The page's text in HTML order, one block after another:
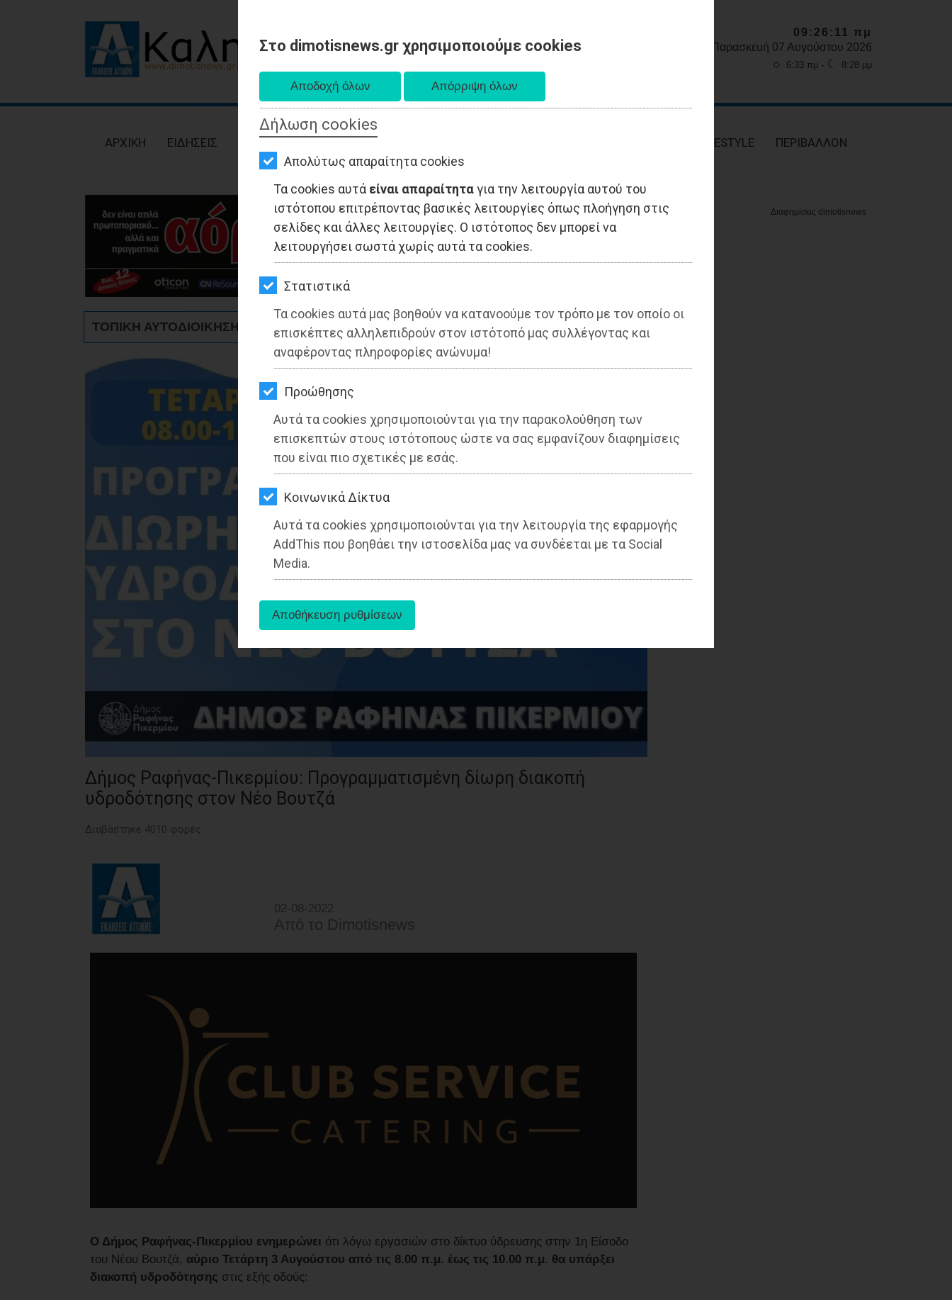
Στο dimotisnews.gr χρησιμοποιούμε cookies
Δήλωση cookies
Απολύτως απαραίτητα cookies
Τα cookies αυτά είναι απαραίτηταγια την λειτουργία αυτού του
ιστότοπου επιτρέποντας βασικές λειτουργίες όπως πλοήγηση στις
σελίδες και άλλες λειτουργίες. Ο ιστότοπος δεν μπορεί να
λειτουργήσει σωστά χωρίς αυτά τα cookies.
Στατιστικά
Τα cookies αυτά μας βοηθούν να κατανοούμε τον τρόπο με τον οποίο οι
επισκέπτες αλληλεπιδρούν στον ιστότοπό μας συλλέγοντας και
αναφέροντας πληροφορίες ανώνυμα!
Προώθησης
Αυτά τα cookies χρησιμοποιούνται για την παρακολούθηση των
επισκεπτών στους ιστότοπους ώστε να σας εμφανίζουν διαφημίσεις
που είναι πιο σχετικές με εσάς.
Kοινωνικά Δίκτυα
Αυτά τα cookies χρησιμοποιούνται για την λειτουργία της εφαρμογής
AddThis που βοηθάει την ιστοσελίδα μας να συνδέεται με τα Social
Media.
ΕΙΔΗΣΕΙΣ
ΟΙΚΟΝΟΜΙΑ
ΑΘΛΗΤΙΣΜΟΣ
ΠΟΛΙΤΙΣΜΟΣ
ΠΕΡΙΒΑΛΛΟΝ
ΚΑΤΟΙΚΙΔΙΟ
ΑΓΓΕΛΙΕΣ
ΕΦΗΜΕΡΙΔΕΣ
ΑΠΟΣΤΟΛΗ
09:26:12 πμ
Παρασκευή 07 Αυγούστου 2026
☼ 6:33 πμ - ☾ 8:28 μμ
AΡΧΙΚΗ ΕΙΔΗΣΕΙΣ LIFESTYLE ΠΕΡΙΒΑΛΛΟΝ
ΤΟΠΙΚΗ ΑΥΤΟΔΙΟΙΚΗΣΗ - Ραφήνα
Δήμος Ραφήνας-Πικερμίου: Προγραμματισμένη δίωρη διακοπή
υδροδότησης στον Νέο Βουτζά
Διαβάστηκε 4010 φορές
02-08-2022
Από τo Dimotisnews
Ο Δήμος Ραφήνας-Πικερμίου ενημερώνει ότι λόγω εργασιών στο δίκτυο ύδρευσης στην 1η Είσοδο
του Νέου Βουτζά, αύριο Τετάρτη 3 Αυγούστου από τις 8.00 π.μ. έως τις 10.00 π.μ. θα υπάρξει
διακοπή υδροδότησης στις εξής οδούς: